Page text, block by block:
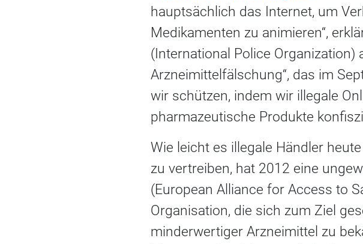
hauptsächlich das Internet, um
Medikamenten zu animieren“,
(International Police
Arzneimittelfälschung“, das im
wir schützen, indem wir illegale
pharmazeutische Produkte
Wie leicht es illegale Händler
zu vertreiben, hat 2012 eine
(European Alliance for Access to
Organisation, die sich zum Ziel
minderwertiger Arzneimittel zu